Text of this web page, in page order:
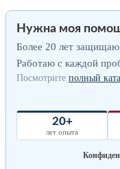
Нужна моя
Более 20 лет защищаю
Работаю с каждой
Посмотрите полный
20+
лет опыта